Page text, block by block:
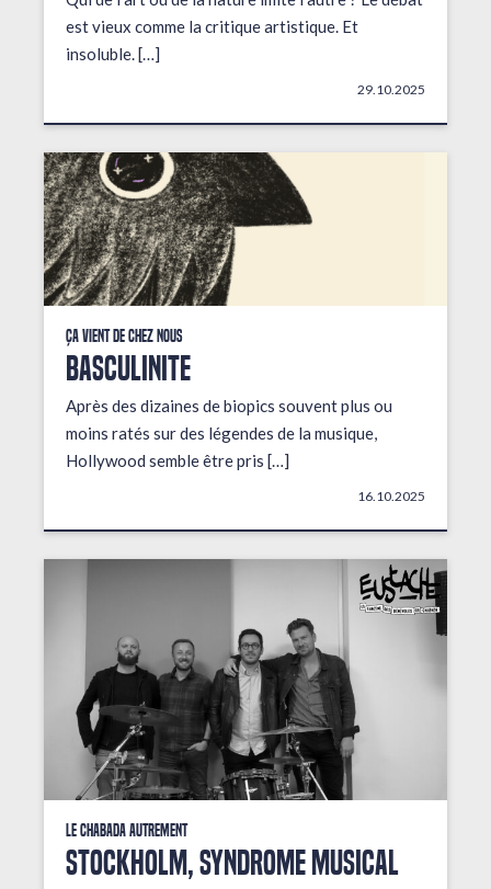
est vieux comme la critique artistique. Et
insoluble. […]
29.10.2025
Ça vient de chez nous
BASCULINITE
Après des dizaines de biopics souvent plus ou
moins ratés sur des légendes de la musique,
Hollywood semble être pris […]
16.10.2025
Le Chabada autrement
STOCKHOLM, Syndrome musical